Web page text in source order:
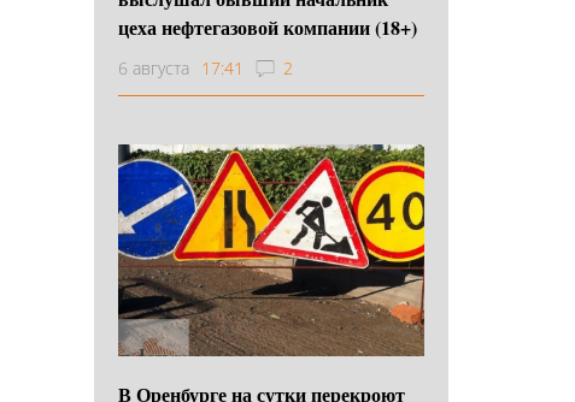
цеха нефтегазовой компании (18+)
6 августа 17:41 2
В Оренбурге на сутки перекроют